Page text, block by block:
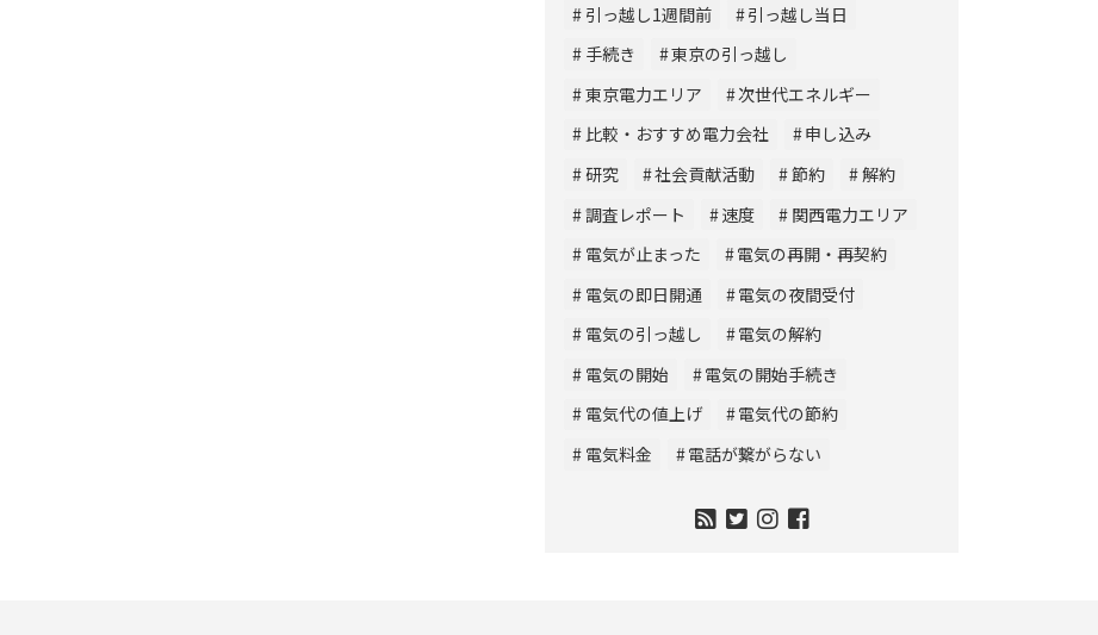
引っ越し1週間前
引っ越し当日
手続き
東京の引っ越し
東京電力エリア
次世代エネルギー
比較・おすすめ電力会社
申し込み
研究
社会貢献活動 節約
解約
調査レポート
速度
関西電力エリア
電気が止まった
電気の再開・再契約
電気の即日開通
電気の夜間受付
電気の引っ越し
電気の解約
電気の開始
電気の開始手続き
電気代の値上げ
電気代の節約
電気料金
電話が繋がらない